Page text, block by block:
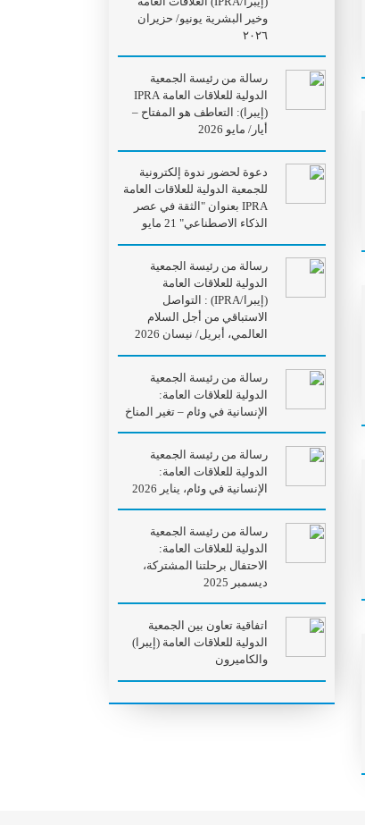
وخير البشرية يونيو/ حزيران
٢٠٢٦
رسالة من رئيسة الجمعية
الدولية للعلاقات العامة IPRA
(إيبرا): التعاطف هو المفتاح –
أيار/ مايو 2026
دعوة لحضور ندوة إلكترونية
للجمعية الدولية للعلاقات العامة
IPRA بعنوان "الثقة في عصر
الذكاء الاصطناعي" 21 مايو
رسالة من رئيسة الجمعية
الدولية للعلاقات العامة
(إيبرا/IPRA) : التواصل
الاستباقي من أجل السلام
العالمي، أبريل/ نيسان 2026
رسالة من رئيسة الجمعية
الدولية للعلاقات العامة:
الإنسانية في وئام – تغير المناخ
رسالة من رئيسة الجمعية
الدولية للعلاقات العامة:
الإنسانية في وئام، يناير 2026
رسالة من رئيسة الجمعية
الدولية للعلاقات العامة:
الاحتفال برحلتنا المشتركة،
ديسمبر 2025
اتفاقية تعاون بين الجمعية
الدولية للعلاقات العامة (إيبرا)
والكاميرون